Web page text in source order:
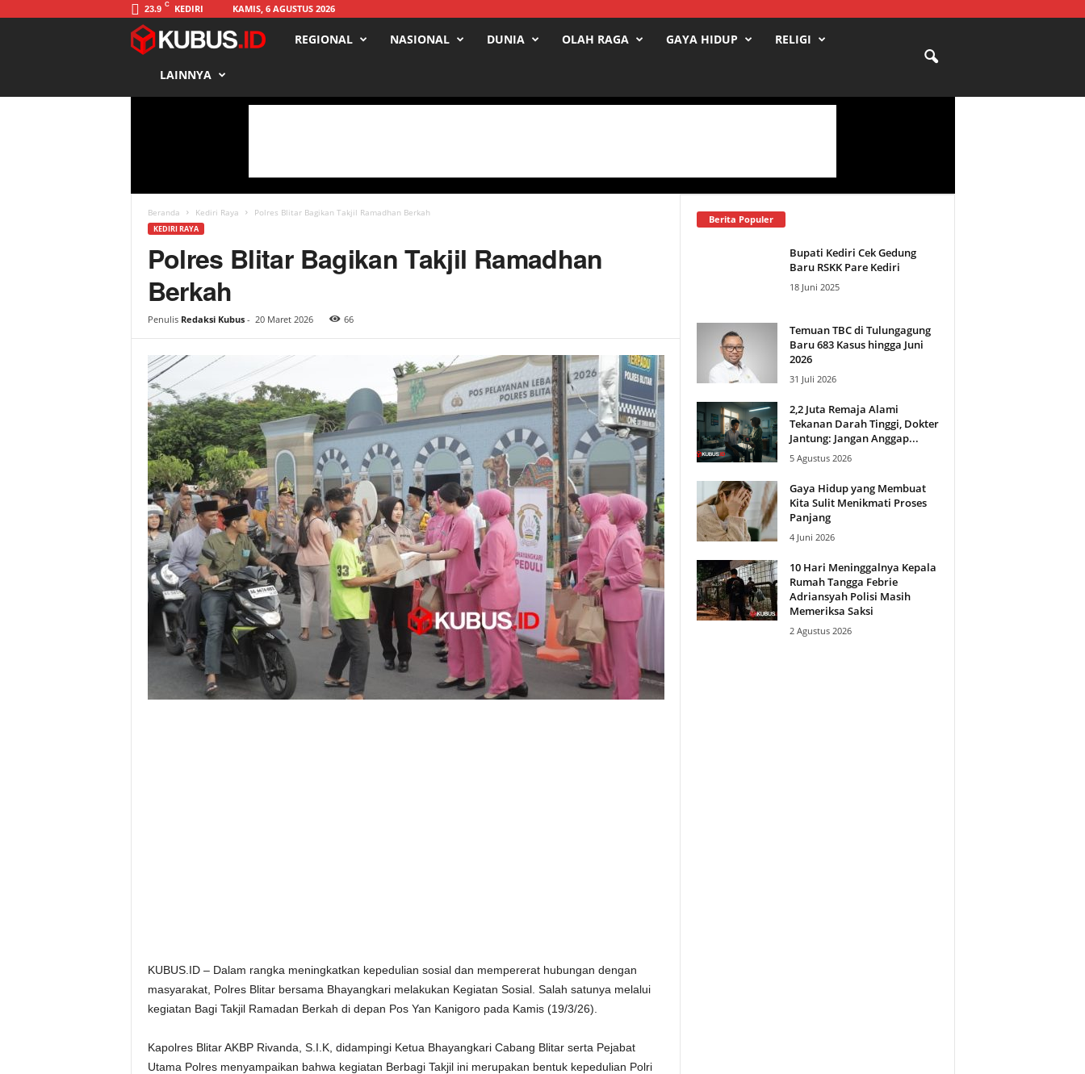
23.9 C KEDIRI KAMIS, 6 AGUSTUS 2026
s
REGIONAL NASIONAL DUNIA OLAH RAGA GAYA HIDUP RELIGI
LAINNYA
Beranda Kediri Raya Polres Blitar Bagikan Takjil Ramadhan Berkah
KEDIRI RAYA
Polres Blitar Bagikan Takjil Ramadhan
Berkah
Penulis Redaksi Kubus- 20 Maret 2026 66
KUBUS.ID – Dalam rangka meningkatkan kepedulian sosial dan mempererat hubungan dengan
masyarakat, Polres Blitar bersama Bhayangkari melakukan Kegiatan Sosial. Salah satunya melalui
kegiatan Bagi Takjil Ramadan Berkah di depan Pos Yan Kanigoro pada Kamis (19/3/26).
Kapolres Blitar AKBP Rivanda, S.I.K, didampingi Ketua Bhayangkari Cabang Blitar serta Pejabat
Utama Polres menyampaikan bahwa kegiatan Berbagi Takjil ini merupakan bentuk kepedulian Polri
Berita Populer
Bupati Kediri Cek Gedung
Baru RSKK Pare Kediri
18 Juni 2025
Temuan TBC di Tulungagung
Baru 683 Kasus hingga Juni
2026
31 Juli 2026
2,2 Juta Remaja Alami
Tekanan Darah Tinggi, Dokter
Jantung: Jangan Anggap...
5 Agustus 2026
Gaya Hidup yang Membuat
Kita Sulit Menikmati Proses
Panjang
4 Juni 2026
10 Hari Meninggalnya Kepala
Rumah Tangga Febrie
Adriansyah Polisi Masih
Memeriksa Saksi
2 Agustus 2026